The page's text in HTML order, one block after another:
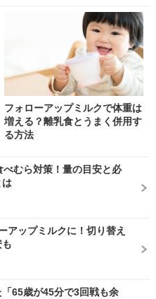
フォローアップミルクで体重は
増える？離乳食とうまく併用す
る方法
むら対策！量の目安と必
は
アップミルクに！切り替え
65歳が45分で3回戦も余